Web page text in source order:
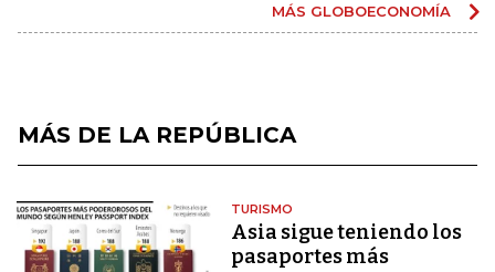
MÁS GLOBOECONOMÍA
MÁS DE LA REPÚBLICA
TURISMO
Asia sigue teniendo los
pasaportes más